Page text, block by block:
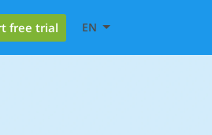
free trial EN